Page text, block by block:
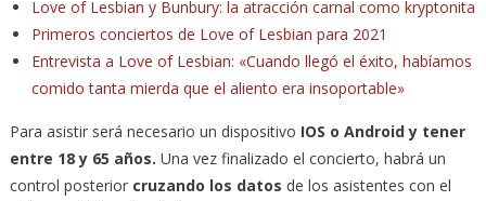
Love of Lesbian y Bunbury: la atracción carnal como kryptonita
Primeros conciertos de Love of Lesbian para 2021
Entrevista a Love of Lesbian: «Cuando llegó el éxito, habíamos
comido tanta mierda que el aliento era insoportable»
Para asistir será necesario un dispositivo IOS o Android y tener
entre 18 y 65 años. Una vez finalizado el concierto, habrá un
control posterior cruzando los datos de los asistentes con el